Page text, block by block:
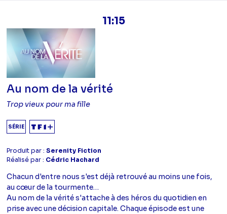
11:15
Au nom de la vérité
Trop vieux pour ma fille
SÉRIE
Produit par :Serenity Fiction
Réalisé par : Cédric Hachard
Chacun d'entre nous s'est déjà retrouvé au moins une fois,
au cœur de la tourmente…
Au nom de la vérité s'attache à des héros du quotidien en
prise avec une décision capitale. Chaque épisode est une